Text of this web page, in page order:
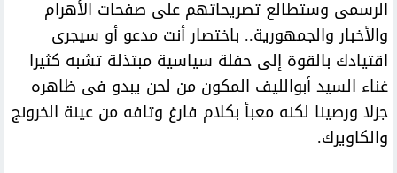
الرسمى وستطالع تصريحاتهم على صفحات الأهرام
والأخبار والجمهورية.. باختصار أنت مدعو أو سيجرى
اقتيادك بالقوة إلى حفلة سياسية مبتذلة تشبه كثيرا
غناء السيد أبوالليف المكون من لحن يبدو فى ظاهره
جزلا ورصينا لكنه معبأ بكلام فارغ وتافه من عينة الخرونج
والكاويرك.